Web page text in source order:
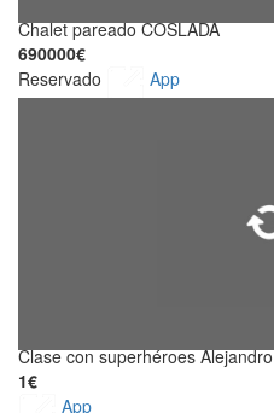
Chalet pareado COSLADA
690000€
Reservado
App
Clase con superhéroes Alejandro
1€
App